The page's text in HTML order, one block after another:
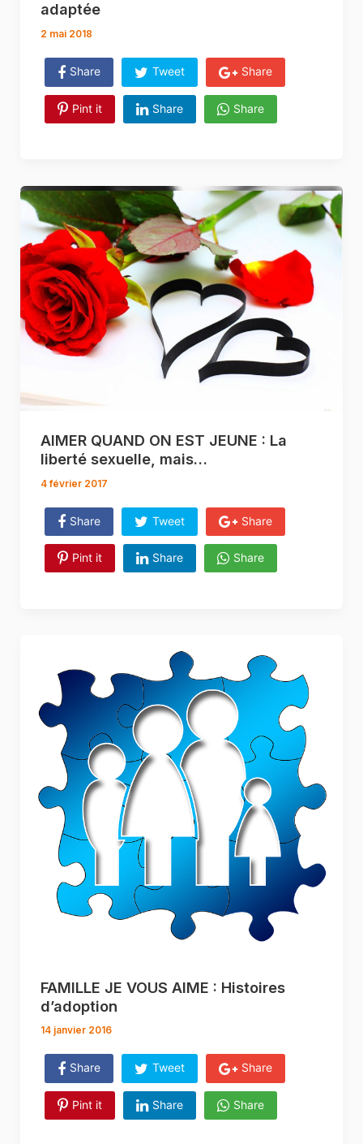
adaptée
2 mai 2018
Share Tweet Share
Pint it Share Share
AIMER QUAND ON EST JEUNE : La
liberté sexuelle, mais…
4 février 2017
Share Tweet Share
Pint it Share Share
FAMILLE JE VOUS AIME : Histoires
d’adoption
14 janvier 2016
Share Tweet Share
Pint it Share Share